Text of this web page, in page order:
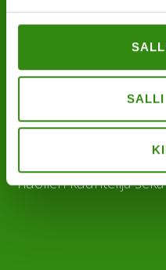
Tilaa uutiskirjeemme
”Maaseudun
huolien kuuntelija